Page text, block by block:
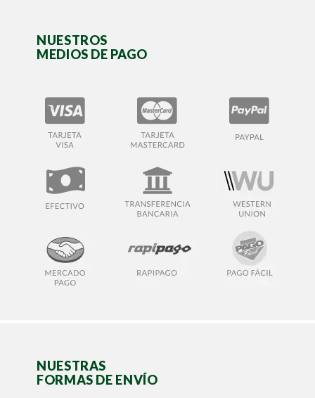
NUESTROS
MEDIOS DE PAGO
NUESTRAS
FORMAS DE ENVÍO